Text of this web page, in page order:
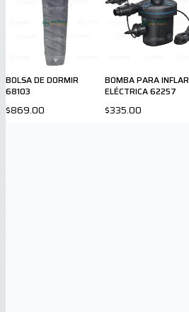
BOLSA DE DORMIR
68103
$869.00
BOMBA PARA INFLAR
ELÉCTRICA 62257
$335.00